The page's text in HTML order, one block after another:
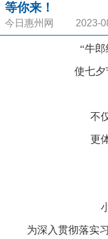
等你来！
今日惠州网 2023-
“牛郎织
使七夕节
不仅
更体
小
为深入贯彻落实习